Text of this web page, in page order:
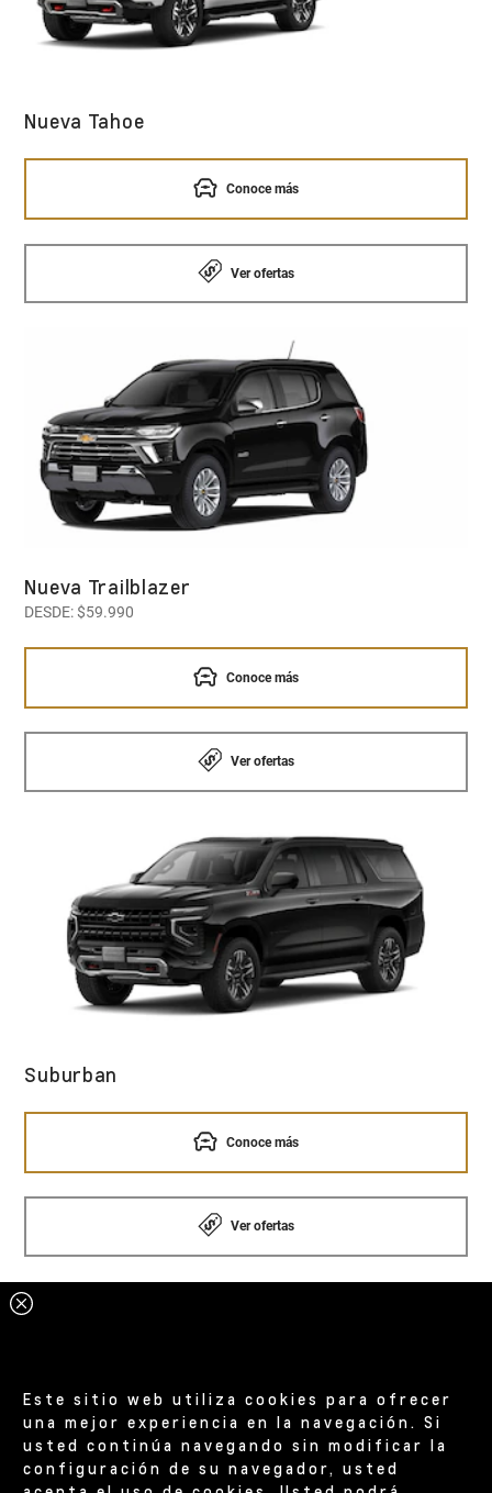
Nueva Tahoe
Conoce más
Ver ofertas
Nueva Trailblazer
DESDE: $59.990
Conoce más
Ver ofertas
Suburban
Conoce más
Ver ofertas
Este sitio web utiliza cookies para ofrecer
una mejor experiencia en la navegación. Si
usted continúa navegando sin modificar la
configuración de su navegador, usted